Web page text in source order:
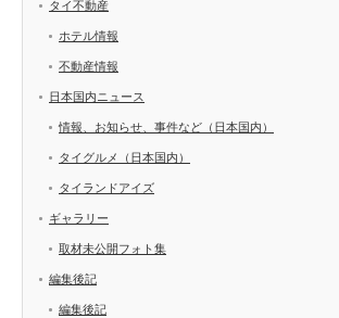
タイ不動産
ホテル情報
不動産情報
日本国内ニュース
情報、お知らせ、事件など（日本国内）
タイグルメ（日本国内）
タイランドアイズ
ギャラリー
取材未公開フォト集
編集後記
編集後記